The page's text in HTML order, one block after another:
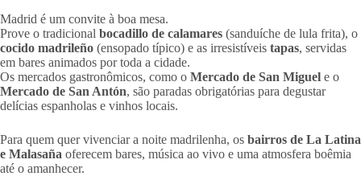
Madrid é um convite à boa mesa.
Prove o tradicional bocadillo de calamares (sanduíche de lula frita), o
cocido madrileño (ensopado típico) e as irresistíveis tapas, servidas
em bares animados por toda a cidade.
Os mercados gastronômicos, como o Mercado de San Miguel e o
Mercado de San Antón, são paradas obrigatórias para degustar
delícias espanholas e vinhos locais.
Para quem quer vivenciar a noite madrilenha, os bairros de La Latina
e Malasaña oferecem bares, música ao vivo e uma atmosfera boêmia
até o amanhecer.